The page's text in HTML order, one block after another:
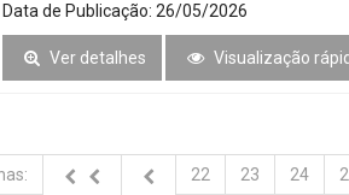
Data de Publicação: 26/05/2026
Ver detalhes Visualização
22 23 24